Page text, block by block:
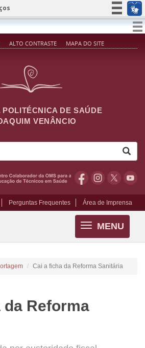
Simplifique!
Participe
ALTO CONTRASTE MAPA DO SITE
POLITÉCNICA DE SAÚDE
VENÂNCIO
Perguntas Frequentes Área de Imprensa
MENU
Toggle
navigation
Cai a ficha da Reforma Sanitária
da Reforma